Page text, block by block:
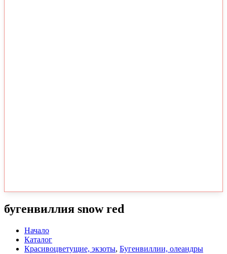
бугенвиллия snow red
Начало
Каталог
Красивоцветущие, экзоты, Бугенвиллии, олеандры